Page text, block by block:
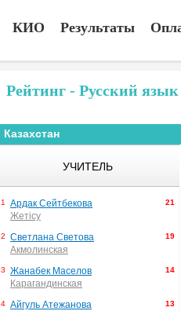
КИО Результаты
Рейтинг - Русский
Казахстан
УЧИТЕЛЬ
1
Ардак Сейтбекова
Жетісу
21
2
Светлана Светова
Акмолинская
19
3
Жанабек Маселов
Карагандинская
14
4 Айгуль Атежанова
13